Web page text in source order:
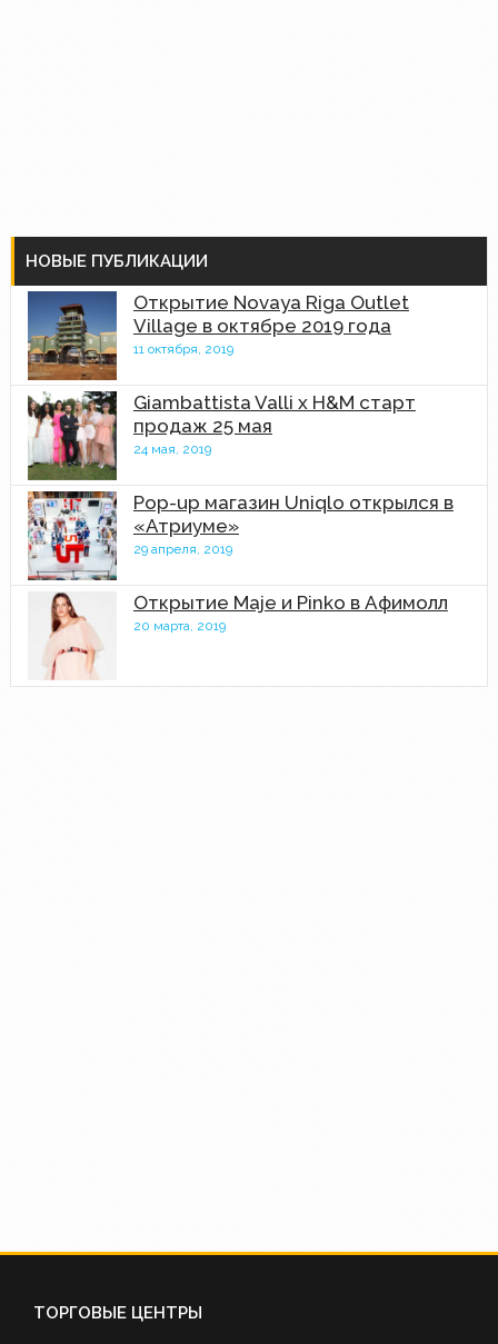
НОВЫЕ ПУБЛИКАЦИИ
Открытие Novaya Riga Outlet
Village в октябре 2019 года
11 октября, 2019
Giambattista Valli x H&M старт
продаж 25 мая
24 мая, 2019
Pop-up магазин Uniqlo открылся в
«Атриуме»
29 апреля, 2019
Открытие Maje и Pinko в Афимолл
20 марта, 2019
ТОРГОВЫЕ ЦЕНТРЫ